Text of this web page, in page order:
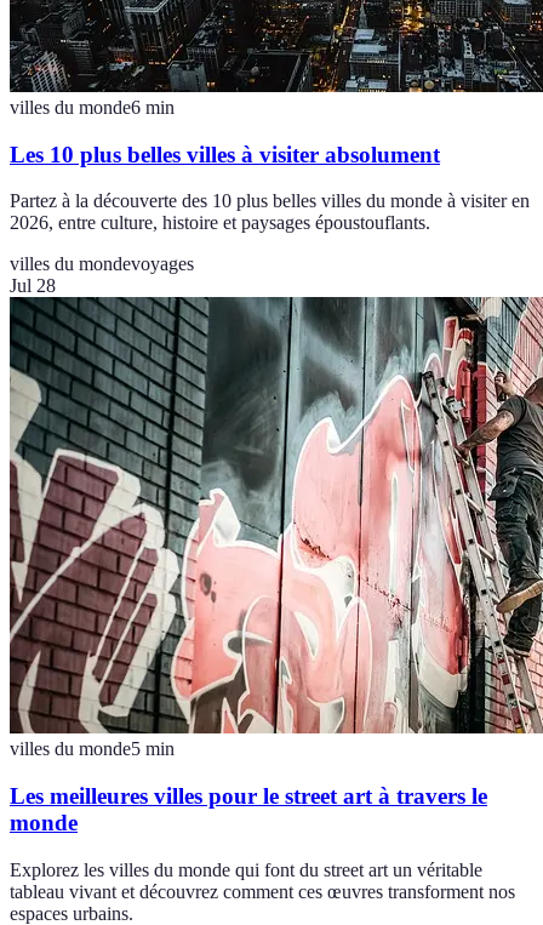
villes du monde6 min
Les 10 plus belles villes à visiter absolument
Partez à la découverte des 10 plus belles villes du monde à visiter en
2026, entre culture, histoire et paysages époustouflants.
villes du mondevoyages
Jul 28
villes du monde5 min
Les meilleures villes pour le street art à travers le
monde
Explorez les villes du monde qui font du street art un véritable
tableau vivant et découvrez comment ces œuvres transforment nos
espaces urbains.